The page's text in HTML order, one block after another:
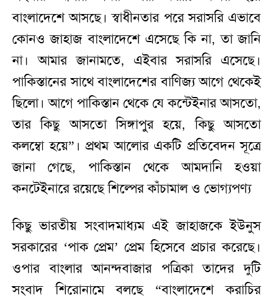
বাংলাদেশে আসছে। স্বাধীনতার পরে সরাসরি এভাবে
কোনও জাহাজ বাংলাদেশে এসেছে কি না, তা জানি
না। আমার জানামতে, এইবার সরাসরি এসেছে।
পাকিস্তানের সাথে বাংলাদেশের বাণিজ্য আগে থেকেই
ছিলো। আগে পাকিস্তান থেকে যে কন্টেইনার আসতো,
তার কিছু আসতো সিঙ্গাপুর হয়ে, কিছু আসতো
কলম্বো হয়ে”। প্রথম আলোর একটি প্রতিবেদন সূত্রে
জানা গেছে, পাকিস্তান থেকে আমদানি হওয়া
কনটেইনারে রয়েছে শিল্পের কাঁচামাল ও ভোগ্যপণ্য
কিছু ভারতীয় সংবাদমাধ্যম এই জাহাজকে ইউনুস
সরকারের ‘পাক প্রেম’ প্রেম হিসেবে প্রচার করেছে।
ওপার বাংলার আনন্দবাজার পত্রিকা তাদের দুটি
সংবাদ শিরোনামে বলছে “বাংলাদেশে করাচির